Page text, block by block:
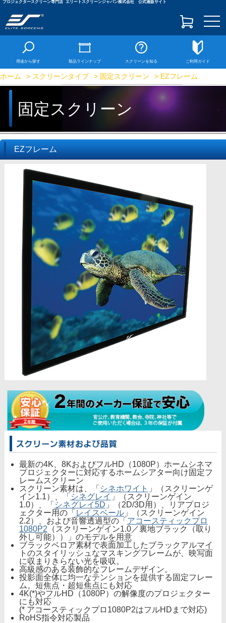
プロジェクタースクリーン専門店 エリートスクリーンジャパン株式会社 公式通販サイト
用途から探す 製品ラインナップ スクリーンを知る ご利用ガイド
ホーム > スクリーンタイプ > 固定スクリーン > EZフレーム
固定スクリーン
EZフレーム
最新の4K、8KおよびフルHD（1080P）ホームシネマ
プロジェクターに対応するホームシアター向け固定フ
レームスクリーン
スクリーン素材は、「 シネホワイト 」（スクリーンゲ
イン1.1）、「 シネグレイ 」（スクリーンゲイン
1.0）、「 シネグレイ5D 」（2D/3D用）、リアプロジ
ェクター用の「 レイスベール」（スクリーンゲイン
2.2）、および音響透過型の「 アコースティックプロ
1080P2 （スクリーンゲイン1.0／裏地ブラック（取り
外し可能））」のモデルを用意
ブラックベロア素材で表面加工したブラックアルマイ
トのスタイリッシュなマスキングフレームが、映写面
に収まりきらない光を吸収。
高級感のある装飾的なフレームデザイン。
投影面全体に均一なテンションを提供する固定フレー
ム。短焦点・超短焦点にも対応
4K(*)やフルHD（1080P）の解像度のプロジェクター
にも対応
(* アコースティックプロ1080P2はフルHDまで対応)
RoHS指令対応製品